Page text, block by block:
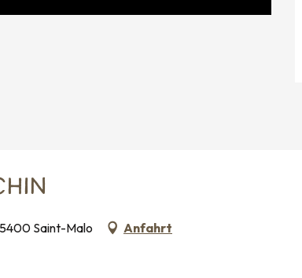
Saint-Malo Anfahrt